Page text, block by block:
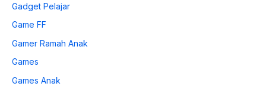
Gadget Pelajar
Game FF
Gamer Ramah Anak
Games
Games Anak